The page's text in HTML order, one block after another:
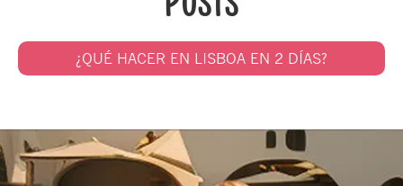
¿QUÉ HACER EN LISBOA EN 2 DÍAS?